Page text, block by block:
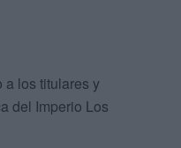
a los titulares y
del Imperio Los